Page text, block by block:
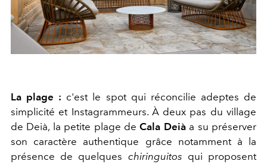
La plage : c'est le spot qui réconcilie adeptes de
simplicité et Instagrammeurs. À deux pas du village
de Deià, la petite plage deCala Deiàa su préserver
son caractère authentique grâce notamment à la
présence de quelques chiringuitos qui proposent